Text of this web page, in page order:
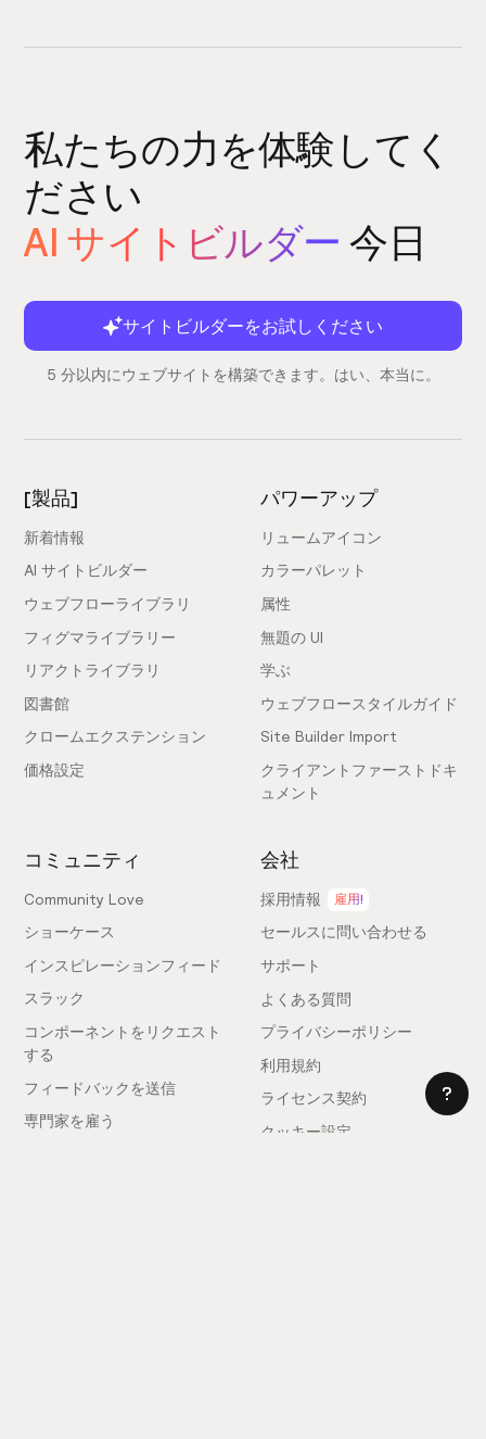
私たちの力を体験してく
ださい
AI サイトビルダー 今日
サイトビルダーをお試しください
5 分以内にウェブサイトを構築できます。はい、本当に。
[製品]
新着情報
AI サイトビルダー
ウェブフローライブラリ
フィグマライブラリー
リアクトライブラリ
図書館
クロームエクステンション
価格設定
パワーアップ
リュームアイコン
カラーパレット
属性
無題の UI
学ぶ
ウェブフロースタイルガイド
Site Builder Import
クライアントファーストドキ
ュメント
コミュニティ
Community Love
ショーケース
インスピレーションフィード
スラック
コンポーネントをリクエスト
する
フィードバックを送信
専門家を雇う
会社
採用情報 雇用!
セールスに問い合わせる
サポート
よくある質問
プライバシーポリシー
利用規約
ライセンス契約
クッキー設定